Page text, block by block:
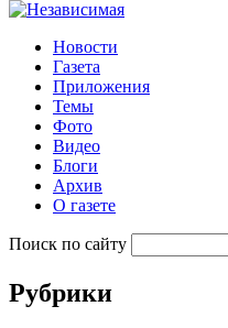
Новости
Газета
Приложения
Темы
Фото
Видео
Блоги
Архив
О газете
Поиск по сайту
Рубрики